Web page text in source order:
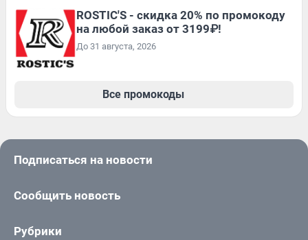
ROSTIC'S - скидка 20% по промокоду
на любой заказ от 3199₽!
До 31 августа, 2026
Все промокоды
Подписаться на новости
Сообщить новость
Рубрики